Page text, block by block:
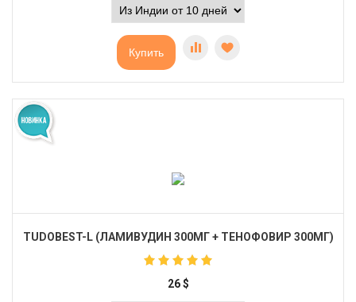
Купить
TUDOBEST-L (ЛАМИВУДИН 300МГ + ТЕНОФОВИР 300МГ)
26 $